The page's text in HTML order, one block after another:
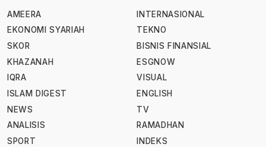
AMEERA
EKONOMI SYARIAH
SKOR
KHAZANAH
IQRA
ISLAM DIGEST
NEWS
ANALISIS
SPORT
INTERNASIONAL
TEKNO
BISNIS FINANSIAL
ESGNOW
VISUAL
ENGLISH
TV
RAMADHAN
INDEKS